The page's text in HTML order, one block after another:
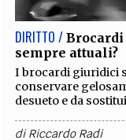
DIRITTO /
sempre attuali?
I brocardi giuridici
conservare
desueto e da
diRiccardo Radi